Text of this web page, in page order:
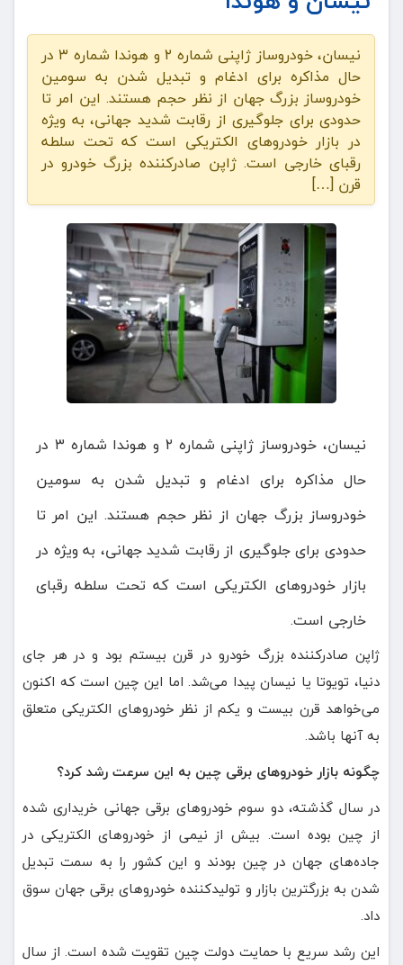
نیسان، خودروساز ژاپنی شماره ۲ و هوندا شماره ۳ در
حال مذاکره برای ادغام و تبدیل شدن به سومین
خودروساز بزرگ جهان از نظر حجم هستند. این امر تا
حدودی برای جلوگیری از رقابت شدید جهانی، به ویژه
در بازار خودروهای الکتریکی است که تحت سلطه
رقبای خارجی است. ژاپن صادرکننده بزرگ خودرو در
قرن […]
نیسان، خودروساز ژاپنی شماره ۲ و هوندا شماره ۳ در
حال مذاکره برای ادغام و تبدیل شدن به سومین
خودروساز بزرگ جهان از نظر حجم هستند. این امر تا
حدودی برای جلوگیری از رقابت شدید جهانی، به ویژه در
بازار خودروهای الکتریکی است که تحت سلطه رقبای
خارجی است.
ژاپن صادرکننده بزرگ خودرو در قرن بیستم بود و در هر جای
دنیا، تویوتا یا نیسان پیدا می‌شد. اما این چین است که اکنون
می‌خواهد قرن بیست و یکم از نظر خودروهای الکتریکی متعلق
به آنها باشد.
چگونه بازار خودروهای برقی چین به این سرعت رشد کرد؟
در سال گذشته، دو سوم خودروهای برقی جهانی خریداری شده
از چین بوده است. بیش از نیمی از خودروهای الکتریکی در
جاده‌های جهان در چین بودند و این کشور را به سمت تبدیل
شدن به بزرگترین بازار و تولیدکننده خودروهای برقی جهان سوق
داد.
این رشد سریع با حمایت دولت چین تقویت شده است. از سال